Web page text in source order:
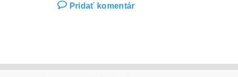
Pridať komentár